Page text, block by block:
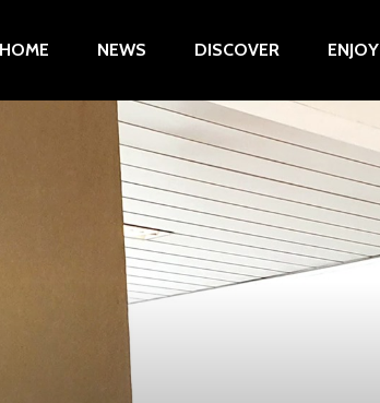
HOME NEWS DISCOVER ENJOY